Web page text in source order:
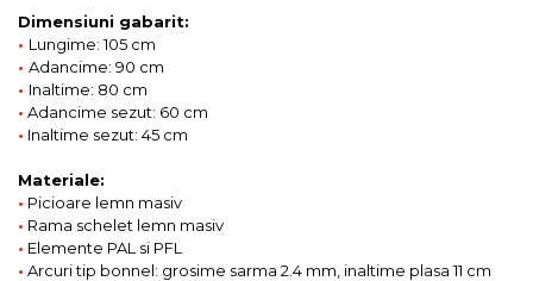
Dimensiuni gabarit:
• Lungime: 105 cm
• Adancime: 90 cm
• Inaltime: 80 cm
• Adancime sezut: 60 cm
• Inaltime sezut: 45 cm
Materiale:
• Picioare lemn masiv
• Rama schelet lemn masiv
• Elemente PAL si PFL
• Arcuri tip bonnel: grosime sarma 2.4 mm, inaltime plasa 11 cm